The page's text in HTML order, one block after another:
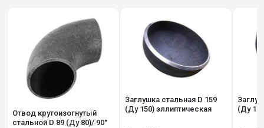
Отвод крутоизогнутый
стальной D 89 (Ду 80)/ 90°
Заглушка стальная D 159
(Ду 150) эллиптическая
Заглушка
(Ду